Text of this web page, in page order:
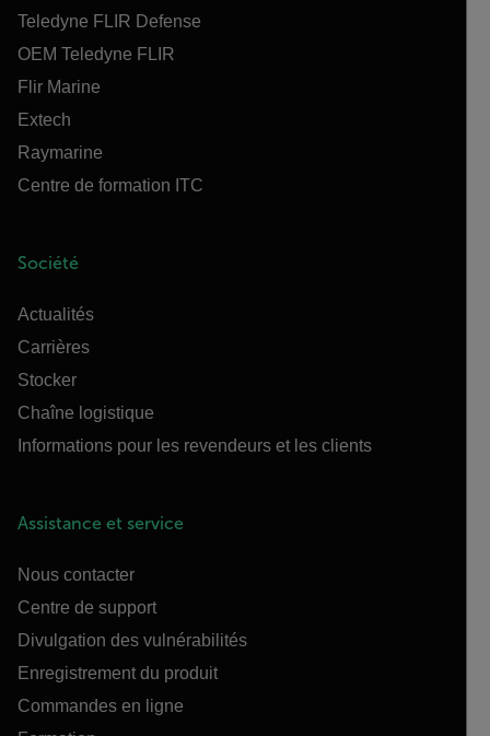
Teledyne FLIR Defense
OEM Teledyne FLIR
Flir Marine
Extech
Raymarine
Centre de formation ITC
Société
Actualités
Carrières
Stocker
Chaîne logistique
Informations pour les revendeurs et les clients
Assistance et service
Nous contacter
Centre de support
Divulgation des vulnérabilités
Enregistrement du produit
Commandes en ligne